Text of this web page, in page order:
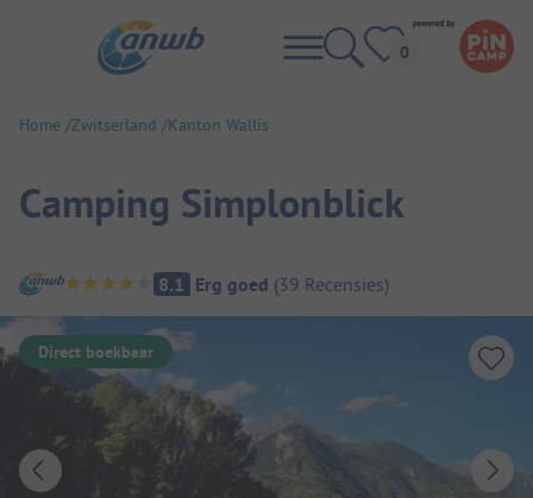
Home Zwitserland Kanton Wallis
Camping Simplonblick
Camping overzicht
8.1 Erg goed (39 Recensies)
Direct boekbaar